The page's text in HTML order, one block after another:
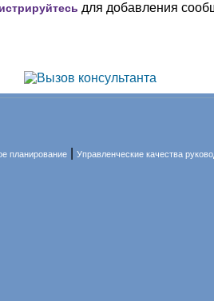
для добавления
планирование Управленческие качества